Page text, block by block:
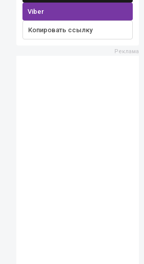
Viber
Копировать ссылку